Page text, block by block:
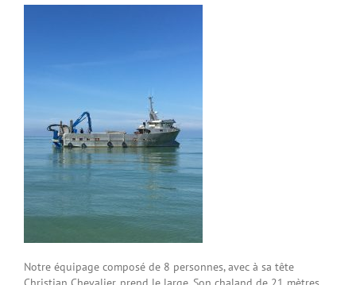
Notre équipage composé de 8 personnes, avec à sa tête